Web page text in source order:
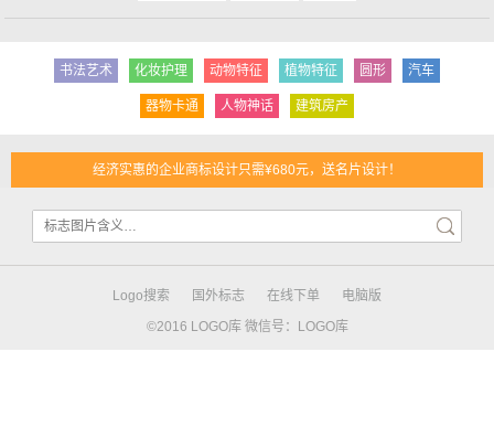
书法艺术 化妆护理 动物特征 植物特征 圆形 汽车
器物卡通 人物神话 建筑房产
经济实惠的企业商标设计只需¥680元，送名片设计！
Logo搜索 国外标志 在线下单
电脑版
©2016 LOGO库 微信号：LOGO库